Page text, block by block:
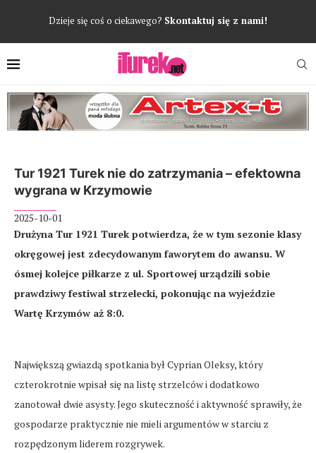
Dzieje się coś o ciekawego? Skontaktuj się z nami!
Tur 1921 Turek nie do zatrzymania – efektowna
wygrana w Krzymowie
2025-10-01
Drużyna Tur 1921 Turek potwierdza, że w tym sezonie klasy
okręgowej jest zdecydowanym faworytem do awansu. W
ósmej kolejce piłkarze z ul. Sportowej urządzili sobie
prawdziwy festiwal strzelecki, pokonując na wyjeździe
Wartę Krzymów aż 8:0.
Największą gwiazdą spotkania był Cyprian Oleksy, który
czterokrotnie wpisał się na listę strzelców i dodatkowo
zanotował dwie asysty. Jego skuteczność i aktywność sprawiły, że
gospodarze praktycznie nie mieli argumentów w starciu z
rozpędzonym liderem rozgrywek.